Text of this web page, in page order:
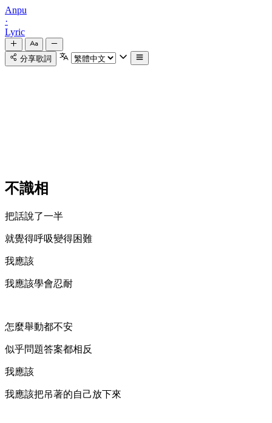
Anpu
·
Lyric
分享歌詞
不識相
把話說了一半
就覺得呼吸變得困難
我應該
我應該學會忍耐
怎麼舉動都不安
似乎問題答案都相反
我應該
我應該把吊著的自己放下來